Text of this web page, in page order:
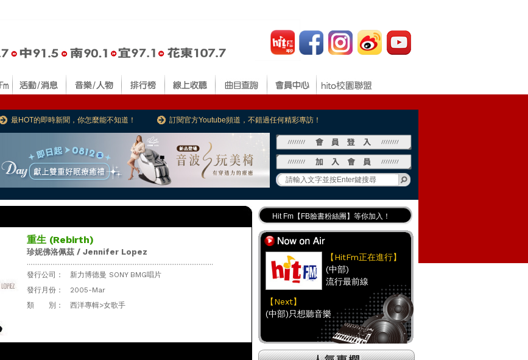
最HOT的即時新聞，你怎麼能不知道！ 訂閱官方Youtube頻道，不錯過任何精彩專訪！
重生 (Rebirth)
珍妮佛洛佩茲 / Jennifer Lopez
......................................................................................................
發行公司：
新力博德曼 SONY BMG唱片
發行月份：
2005-Mar
類 別：
西洋專輯>女歌手
Hit Fm【FB臉書粉絲團】等你加入！
最專業《DJ推薦》好音樂千萬別錯過！
好康報報 最新優惠訊息都在這！
Hit Fm的【IG】新鮮又好玩快加入！
【HitFm正在進行】
(中部)
流行最前線
【Next】
(中部)只想聽音樂
【HitFm正在進行】